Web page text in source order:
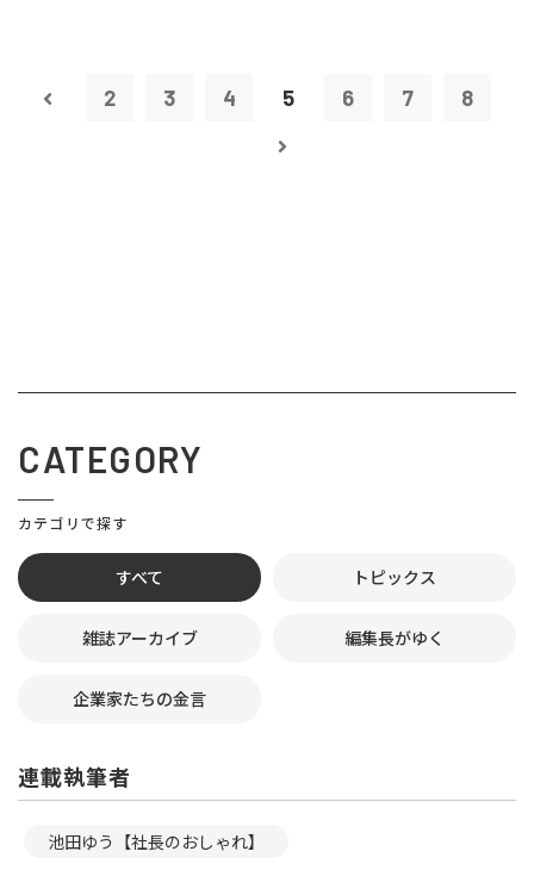
2 3 4 5 6 7 8
CATEGORY
カテゴリで探す
すべて トピックス
雑誌アーカイブ 編集長がゆく
企業家たちの金言
連載執筆者
池田ゆう【社長のおしゃれ】